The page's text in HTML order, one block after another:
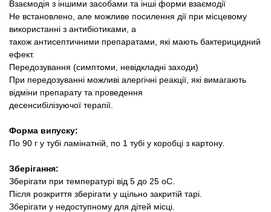
Взаємодія з іншими засобами та інші форми взаємодії
Не встановлено, але можливе посилення дії при місцевому
використанні з антибіотиками, а
також антисептичними препаратами, які мають бактерицидний
ефект.
Передозування (симптоми, невідкладні заходи)
При передозуванні можливі алергічні реакції, які вимагають
відміни препарату та проведення
десенсибілізуючої терапії.
Форма випуску:
По 90 г у тубі ламінатній, по 1 тубі у коробці з картону.
Зберігання:
Зберігати при температурі від 5 до 25 оС.
Після розкриття зберігати у щільно закритій тарі.
Зберігати у недоступному для дітей місці.